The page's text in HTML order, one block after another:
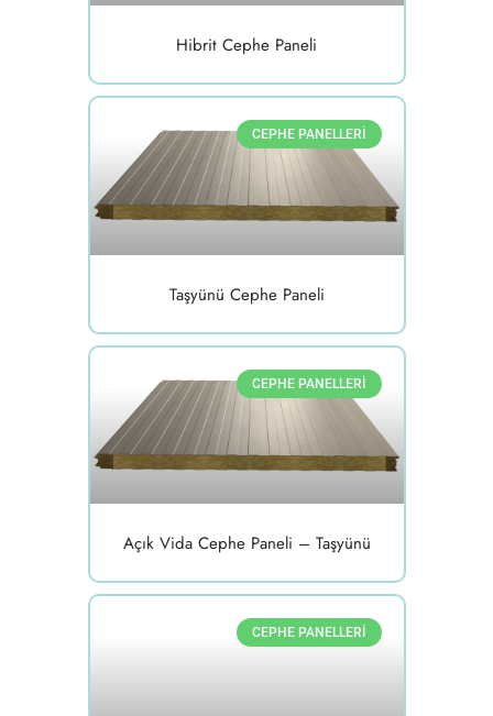
Hibrit Cephe Paneli
CEPHE PANELLERI
Taşyünü Cephe Paneli
CEPHE PANELLERI
Açık Vida Cephe Paneli – Taşyünü
CEPHE PANELLERI